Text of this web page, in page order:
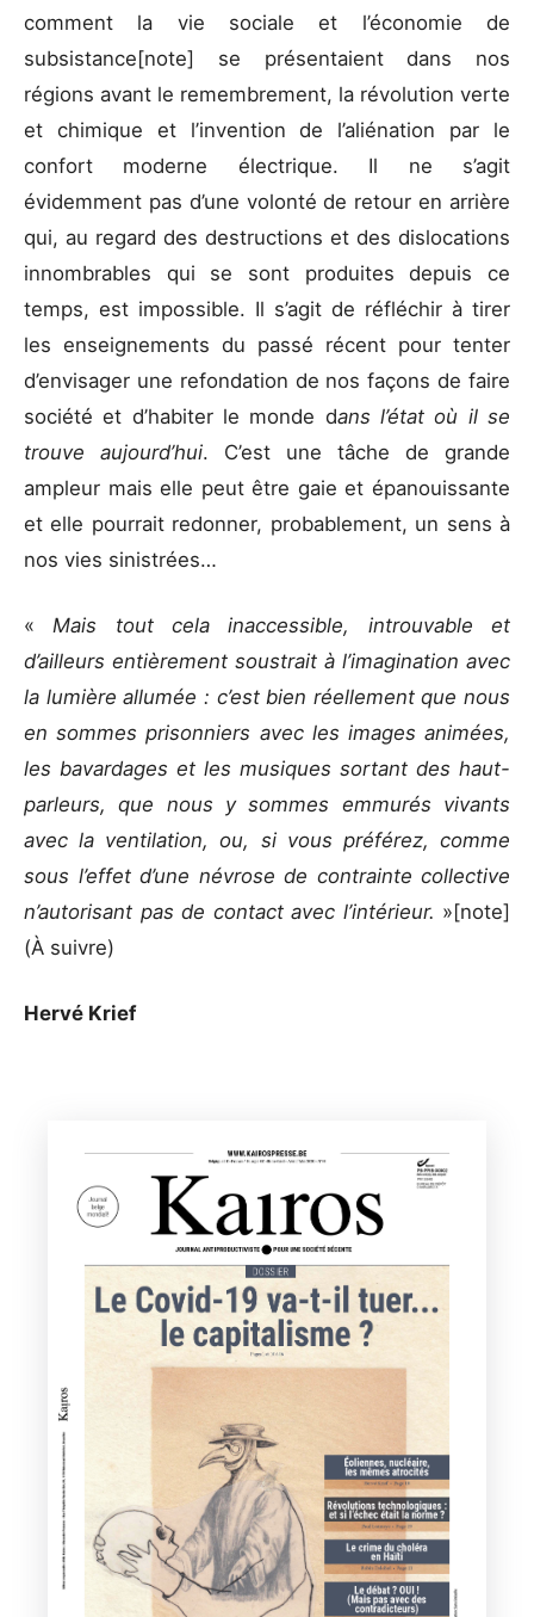
comment la vie sociale et l’économie de
subsistance[note] se présentaient dans nos
régions avant le remembrement, la révolution verte
et chimique et l’invention de l’aliénation par le
confort moderne électrique. Il ne s’agit
évidemment pas d’une volonté de retour en arrière
qui, au regard des destructions et des dislocations
innombrables qui se sont produites depuis ce
temps, est impossible. Il s’agit de réfléchir à tirer
les enseignements du passé récent pour tenter
d’envisager une refondation de nos façons de faire
société et d’habiter le monde dans l’état où il se
trouve aujourd’hui. C’est une tâche de grande
ampleur mais elle peut être gaie et épanouissante
et elle pourrait redonner, probablement, un sens à
nos vies sinistrées…
«Mais tout cela inaccessible, introuvable et
d’ailleurs entièrement soustrait à l’imagination avec
la lumière allumée : c’est bien réellement que nous
en sommes prisonniers avec les images animées,
les bavardages et les musiques sortant des haut-
parleurs, que nous y sommes emmurés vivants
avec la ventilation, ou, si vous préférez, comme
sous l’effet d’une névrose de contrainte collective
n’autorisant pas de contact avec l’intérieur. »[note]
(À suivre)
Hervé Krief